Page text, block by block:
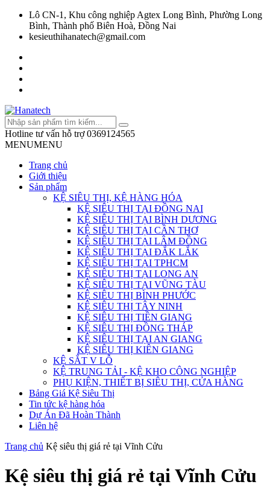
Lô CN-1, Khu công nghiệp Agtex Long Bình, Phường Long
Bình, Thành phố Biên Hoà, Đồng Nai
kesieuthihanatech@gmail.com
Hotline tư vấn hỗ trợ 0369124565
MENUMENU
Trang chủ
Giới thiệu
Sản phẩm
KỆ SIÊU THỊ, KỆ HÀNG HÓA
KỆ SIÊU THỊ TẠI ĐỒNG NAI
KỆ SIÊU THỊ TẠI BÌNH DƯƠNG
KỆ SIÊU THỊ TẠI CẦN THƠ
KỆ SIÊU THỊ TẠI LÂM ĐỒNG
KỆ SIÊU THỊ TẠI ĐẮK LẮK
KỆ SIÊU THỊ TẠI TPHCM
KỆ SIÊU THỊ TẠI LONG AN
KỆ SIÊU THỊ TẠI VŨNG TÀU
KỆ SIÊU THỊ BÌNH PHƯỚC
KỆ SIÊU THỊ TÂY NINH
KỆ SIÊU THỊ TIỀN GIANG
KỆ SIÊU THỊ ĐỒNG THÁP
KỆ SIÊU THỊ TẠI AN GIANG
KỆ SIÊU THỊ KIÊN GIANG
KỆ SẮT V LỖ
KỆ TRUNG TẢI - KỆ KHO CÔNG NGHIỆP
PHỤ KIỆN, THIẾT BỊ SIÊU THỊ, CỬA HÀNG
Bảng Giá Kệ Siêu Thị
Tin tức kệ hàng hóa
Dự Án Đã Hoàn Thành
Liên hệ
Trang chủ Kệ siêu thị giá rẻ tại Vĩnh Cửu
Kệ siêu thị giá rẻ tại Vĩnh Cửu